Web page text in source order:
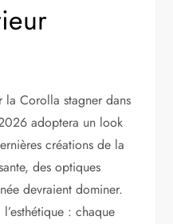
la Corolla stagner dans
adoptera un look
créations de la
des optiques
devraient dominer.
: chaque